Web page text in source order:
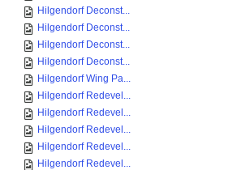
Hilgendorf Deconst...
Hilgendorf Deconst...
Hilgendorf Deconst...
Hilgendorf Deconst...
Hilgendorf Wing Pa...
Hilgendorf Redevel...
Hilgendorf Redevel...
Hilgendorf Redevel...
Hilgendorf Redevel...
Hilgendorf Redevel...